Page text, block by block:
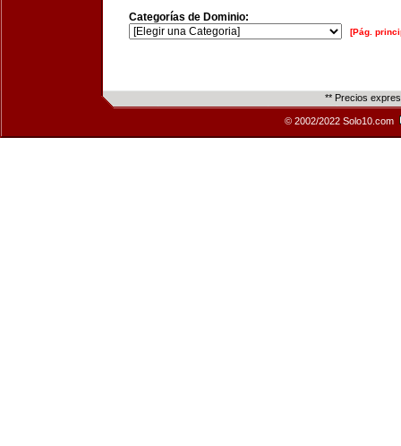
Categorías de Dominio:
[Pág.
** Precios
© 2002/2022 Solo10.com